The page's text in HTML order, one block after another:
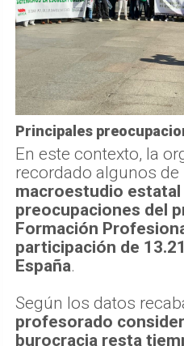
Principales
En este contexto, la
recordado algunos de
macroestudio estatal
preocupaciones del
Formación
participación de
España.
Según los datos
profesorado
burocracia resta